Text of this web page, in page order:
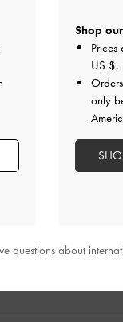
した。
ブレスレットはま
むので、このカラ
Shop
US $.
only
questions about